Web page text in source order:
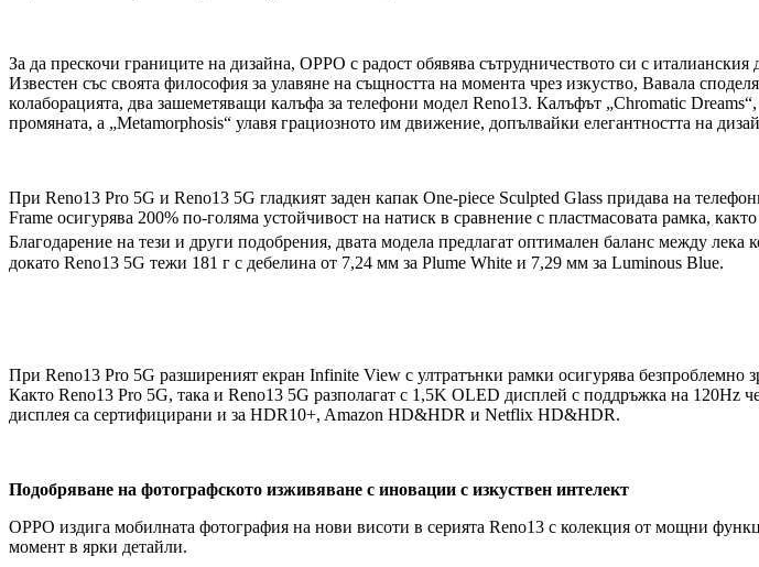
За да прескочи границите на дизайна, OPPO с радост обявява сътрудничеството си с
Известен със своята философия за улавяне на същността на момента чрез изкуство, Вавала
колаборацията, два зашеметяващи калъфа за телефони модел Reno13. Калъфът „Chromatic
промяната, а „Metamorphosis“ улавя грациозното им движение, допълвайки елегантността на
При Reno13 Pro 5G и Reno13 5G гладкият заден капак One-piece Sculpted Glass придава на
Frame осигурява 200% по-голяма устойчивост на натиск в сравнение с пластмасовата рамка,
Благодарение на тези и други подобрения, двата модела предлагат оптимален баланс между лека
докато Reno13 5G тежи 181 г с дебелина от 7,24 мм за Plume White и 7,29 мм за Luminous Blue.
При Reno13 Pro 5G разширеният екран Infinite View с ултратънки рамки осигурява
Както Reno13 Pro 5G, така и Reno13 5G разполагат с 1,5K OLED дисплей с поддръжка на 120Hz
дисплея са сертифицирани и за HDR10+, Amazon HD&HDR и Netflix HD&HDR.
Подобряване на фотографското изживяване с иновации с изкуствен интелект
OPPO издига мобилната фотография на нови висоти в серията Reno13 с колекция от мощни
момент в ярки детайли.